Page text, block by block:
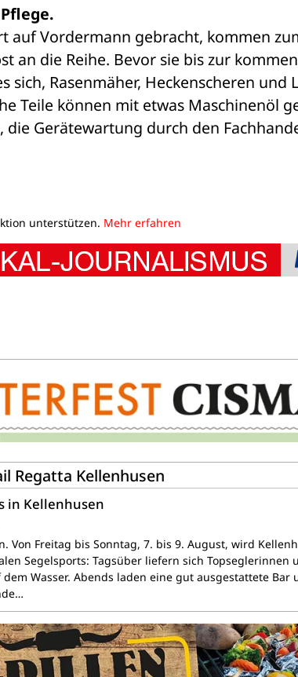
auf Vordermann gebracht, kommen
an die Reihe. Bevor sie bis zur
sich, Rasenmäher, Heckenscheren und
Teile können mit etwas Maschinenöl
die Gerätewartung durch den
unterstützen. Mehr erfahren
Regatta Kellenhusen
in Kellenhusen
Von Freitag bis Sonntag, 7. bis 9. August, wird
Segelsports: Tagsüber liefern sich Topseglerinnen
dem Wasser. Abends laden eine gut ausgestattete Bar